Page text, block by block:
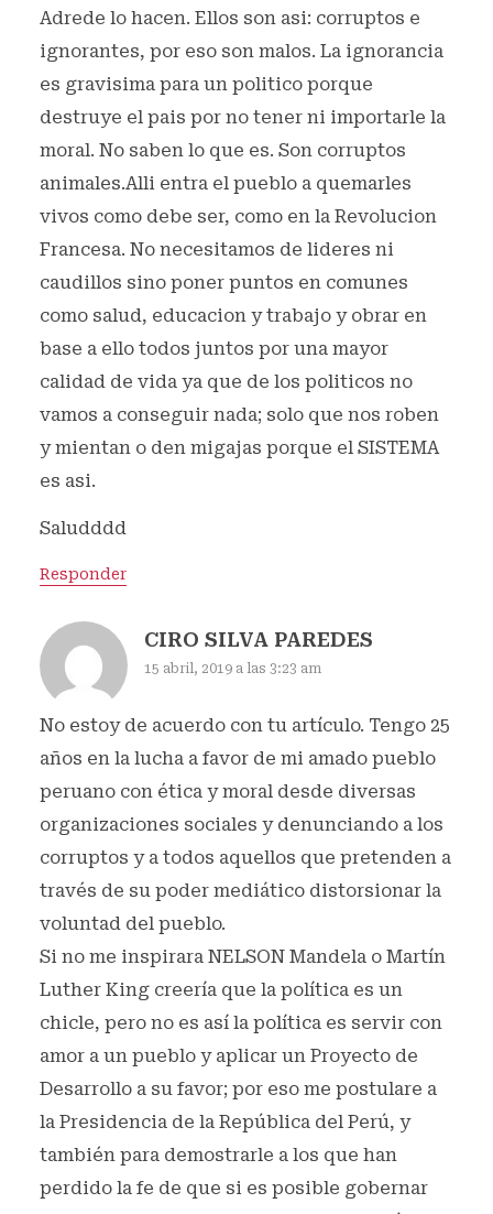
Adrede lo hacen. Ellos son asi: corruptos e
ignorantes, por eso son malos. La ignorancia
es gravisima para un politico porque
destruye el pais por no tener ni importarle la
moral. No saben lo que es. Son corruptos
animales.Alli entra el pueblo a quemarles
vivos como debe ser, como en la Revolucion
Francesa. No necesitamos de lideres ni
caudillos sino poner puntos en comunes
como salud, educacion y trabajo y obrar en
base a ello todos juntos por una mayor
calidad de vida ya que de los politicos no
vamos a conseguir nada; solo que nos roben
y mientan o den migajas porque el SISTEMA
es asi.
Saludddd
Responder
CIRO SILVA PAREDES
15 abril, 2019 a las 3:23 am
No estoy de acuerdo con tu artículo. Tengo 25
años en la lucha a favor de mi amado pueblo
peruano con ética y moral desde diversas
organizaciones sociales y denunciando a los
corruptos y a todos aquellos que pretenden a
través de su poder mediático distorsionar la
voluntad del pueblo.
Si no me inspirara NELSON Mandela o Martín
Luther King creería que la política es un
chicle, pero no es así la política es servir con
amor a un pueblo y aplicar un Proyecto de
Desarrollo a su favor; por eso me postulare a
la Presidencia de la República del Perú, y
también para demostrarle a los que han
perdido la fe de que si es posible gobernar